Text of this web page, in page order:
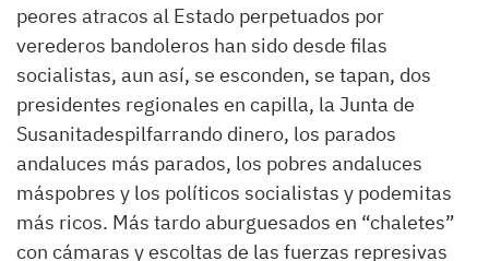
peores atracos al Estado perpetuados por
verederos bandoleros han sido desde filas
socialistas, aun así, se esconden, se tapan, dos
presidentes regionales en capilla, la Junta de
Susanitadespilfarrando dinero, los parados
andaluces más parados, los pobres andaluces
máspobres y los políticos socialistas y podemitas
más ricos. Más tardo aburguesados en “chaletes”
con cámaras y escoltas de las fuerzas represivas